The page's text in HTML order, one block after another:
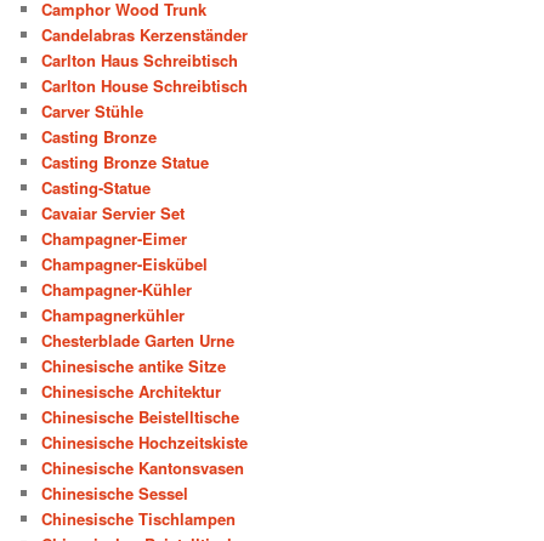
Camphor Wood Trunk
Candelabras Kerzenständer
Carlton Haus Schreibtisch
Carlton House Schreibtisch
Carver Stühle
Casting Bronze
Casting Bronze Statue
Casting-Statue
Cavaiar Servier Set
Champagner-Eimer
Champagner-Eiskübel
Champagner-Kühler
Champagnerkühler
Chesterblade Garten Urne
Chinesische antike Sitze
Chinesische Architektur
Chinesische Beistelltische
Chinesische Hochzeitskiste
Chinesische Kantonsvasen
Chinesische Sessel
Chinesische Tischlampen